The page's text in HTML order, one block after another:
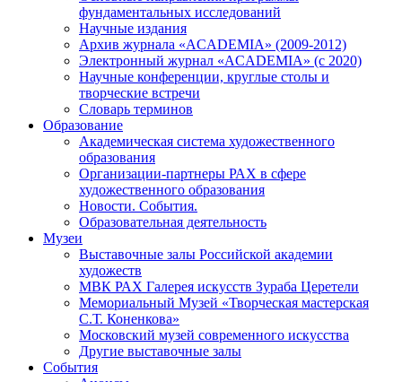
фундаментальных исследований
Научные издания
Архив журнала «ACADEMIA» (2009-2012)
Электронный журнал «ACADEMIA» (с 2020)
Научные конференции, круглые столы и
творческие встречи
Словарь терминов
Образование
Академическая система художественного
образования
Организации-партнеры РАХ в сфере
художественного образования
Новости. События.
Образовательная деятельность
Музеи
Выставочные залы Российской академии
художеств
МВК РАХ Галерея искусств Зураба Церетели
Мемориальный Музей «Творческая мастерская
С.Т. Коненкова»
Московский музей современного искусства
Другие выставочные залы
События